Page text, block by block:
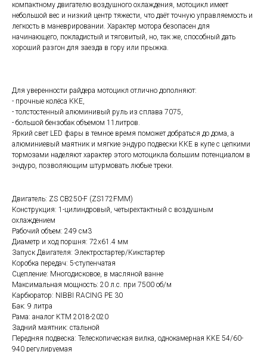
компактному двигателю воздушного охлаждения, мотоцикл имеет
небольшой вес и низкий центр тяжести, что даёт точную управляемость и
легкость в маневрировании. Характер мотора безопасен для
начинающего, покладистый и тяговитый, но, так же, способный дать
хороший разгон для заезда в гору или прыжка.
Для уверенности райдера мотоцикл отлично дополняют:
- прочные колёса ККЕ,
- толстостенный алюминивый руль из сплава 7075,
- большой бензобак объемом 11литров.
Яркий свет LED фары в темное время поможет добраться до дома, а
алюминиевый маятник и мягкие эндуро подвески ККЕ в купе с цепкими
тормозами наделяют характер этого мотоцикла большим потенциалом в
эндуро, позволяющим штурмовать любые треки.
Двигатель: ZS CB250-F (ZS172FMM)
Конструкция: 1-цилиндровый, четырехтактный с воздушным
охлаждением
Рабочий объем: 249 см3
Диаметр и ход поршня: 72x61.4 мм
Запуск Двигателя: Электростартер/Кикстартер
Коробка передач: 5-ступенчатая
Сцепление: Многодисковое, в масляной ванне
Максимальная мощность: 20 л.с. при 7500 об/м
Карбюратор: NIBBI RACING PE 30
Бак: 9 литра
Рама: аналог KTM 2018-2020
Задний маятник: стальной
Передняя подвеска: Телескопическая вилка, однокамерная KKE 54/60-
940 регулируемая